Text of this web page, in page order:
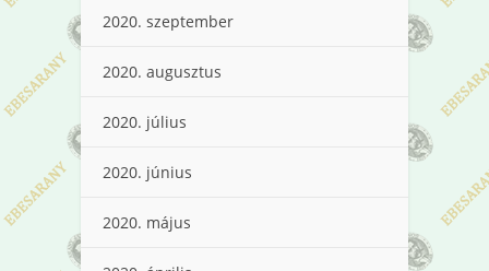
2020. szeptember
2020. augusztus
2020. július
2020. június
2020. május